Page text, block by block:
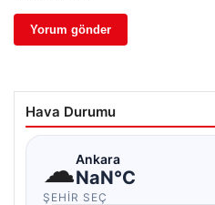
Hava Durumu
☁Ankara
NaN°C
ŞEHIR SEÇ